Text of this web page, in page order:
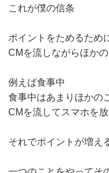
これが僕の信条
ポイントをためるため
CMを流しながらほか
例えば食事中
食事中はあまりほかの
CMを流してスマホを
それでポイントが増え